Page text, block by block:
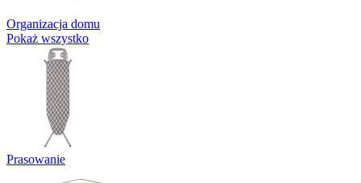
Organizacja domu
Pokaż wszystko
Prasowanie